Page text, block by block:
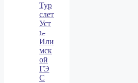
Тур
слет
Уст
ь-
Или
мск
ой
ГЭ
С